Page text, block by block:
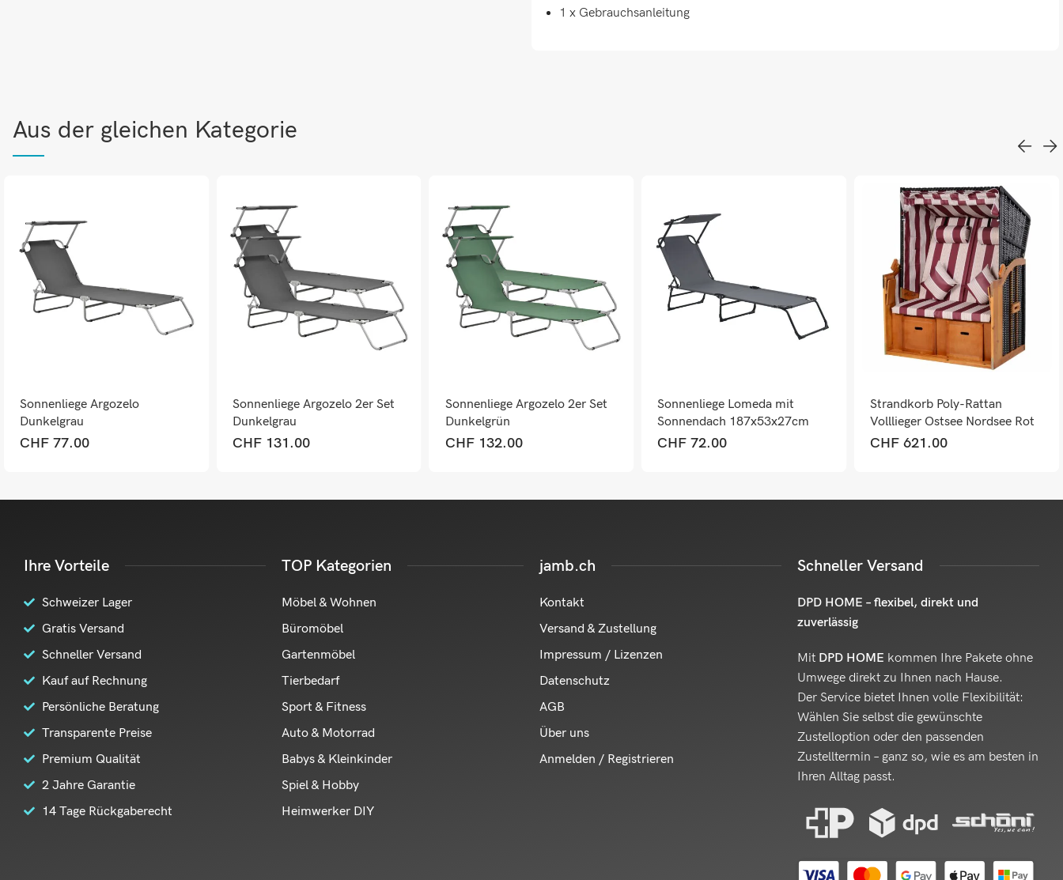
1 x Gebrauchsanleitung
Aus der gleichen Kategorie
Sonnenliege Argozelo
Dunkelgrau
CHF77.00
Sonnenliege Argozelo 2er Set
Dunkelgrau
CHF131.00
Sonnenliege Argozelo 2er Set
Dunkelgrün
CHF132.00
Sonnenliege Lomeda mit
Sonnendach 187x53x27cm
Dunkelgrau
CHF 72.00
Strandkorb Poly-Rattan
Volllieger Ostsee Nordsee Rot
CHF 621.00
Ihre Vorteile
Schweizer Lager
Gratis Versand
Schneller Versand
Kauf auf Rechnung
Persönliche Beratung
Transparente Preise
Premium Qualität
2 Jahre Garantie
14 Tage Rückgaberecht
TOP Kategorien
Möbel & Wohnen
Büromöbel
Gartenmöbel
Tierbedarf
Sport & Fitness
Auto & Motorrad
Babys & Kleinkinder
Spiel & Hobby
Heimwerker DIY
jamb.ch
Kontakt
Versand & Zustellung
Impressum / Lizenzen
Datenschutz
AGB
Über uns
Anmelden / Registrieren
Schneller Versand
DPD HOME – flexibel, direkt und
zuverlässig
Mit DPD HOME kommen Ihre Pakete ohne
Umwege direkt zu Ihnen nach Hause.
Der Service bietet Ihnen volle Flexibilität:
Wählen Sie selbst die gewünschte
Zustelloption oder den passenden
Zustelltermin – ganz so, wie es am besten in
Ihren Alltag passt.